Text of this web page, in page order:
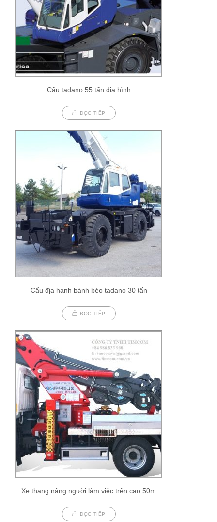
Cẩu tadano 55 tấn địa hình
ĐỌC TIẾP
Cẩu địa hành bánh béo tadano 30 tấn
ĐỌC TIẾP
Xe thang nâng người làm việc trên cao 50m
ĐỌC TIẾP